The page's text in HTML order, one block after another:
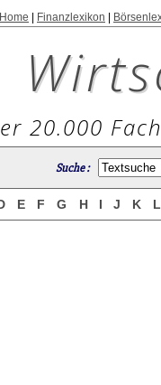
Home Finanzlexikon
20.000
Suche :
E F G H I J K